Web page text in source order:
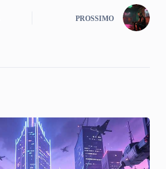
PROSSIMO